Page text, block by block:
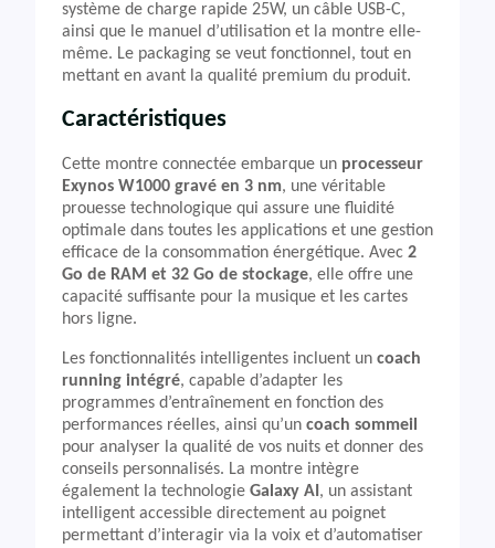
système de charge rapide 25W, un câble USB-C,
ainsi que le manuel d’utilisation et la montre elle-
même. Le packaging se veut fonctionnel, tout en
mettant en avant la qualité premium du produit.
Caractéristiques
Cette montre connectée embarque un processeur
Exynos W1000 gravé en 3 nm, une véritable
prouesse technologique qui assure une fluidité
optimale dans toutes les applications et une gestion
efficace de la consommation énergétique. Avec 2
Go de RAM et 32 Go de stockage, elle offre une
capacité suffisante pour la musique et les cartes
hors ligne.
Les fonctionnalités intelligentes incluent un coach
running intégré, capable d’adapter les
programmes d’entraînement en fonction des
performances réelles, ainsi qu’un coach sommeil
pour analyser la qualité de vos nuits et donner des
conseils personnalisés. La montre intègre
également la technologie Galaxy AI , un assistant
intelligent accessible directement au poignet
permettant d’interagir via la voix et d’automatiser